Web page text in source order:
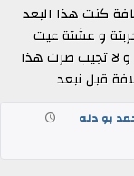
كنت هذا البعد
و عشتة عيت
لا تجيب صرت هذا
قبل نبعد
بو دله